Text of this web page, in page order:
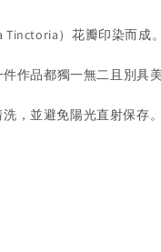
）花瓣印染而成。
作品都獨一無二且別具美
，並避免陽光直射保存。